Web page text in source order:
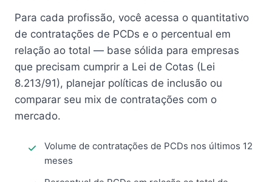
Para cada profissão, você acessa o quantitativo
de contratações de PCDs e o percentual em
relação ao total — base sólida para empresas
que precisam cumprir a Lei de Cotas (Lei
8.213/91), planejar políticas de inclusão ou
comparar seu mix de contratações com o
mercado.
Volume de contratações de PCDs nos últimos 12
meses